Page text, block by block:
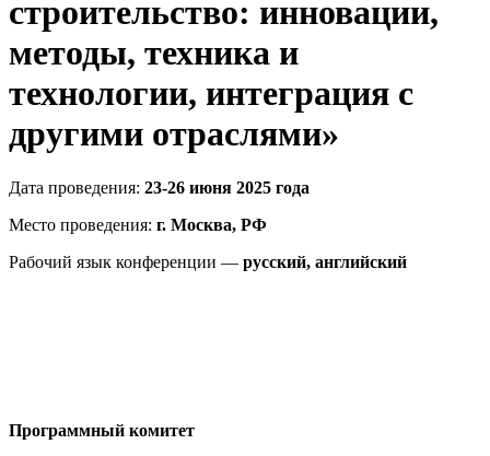
строительство: инновации,
методы, техника и
технологии, интеграция с
другими отраслями»
Дата проведения: 23-26 июня 2025 года
Место проведения: г. Москва, РФ
Рабочий язык конференции — русский, английский
Программный комитет